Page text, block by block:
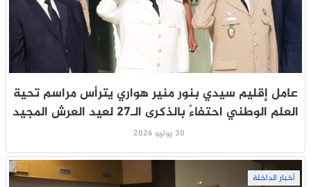
عامل إقليم سيدي بنور منير هواري يترأس مراسم تحية
العلم الوطني احتفاءً بالذكرى الـ27 لعيد العرش المجيد
30 يوليو 2026
أخبار الداخلة